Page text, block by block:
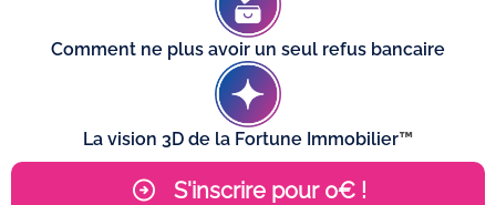
Comment ne plus avoir un seul refus bancaire
La vision 3D de la Fortune Immobilier™
S'inscrire pour 0€ !